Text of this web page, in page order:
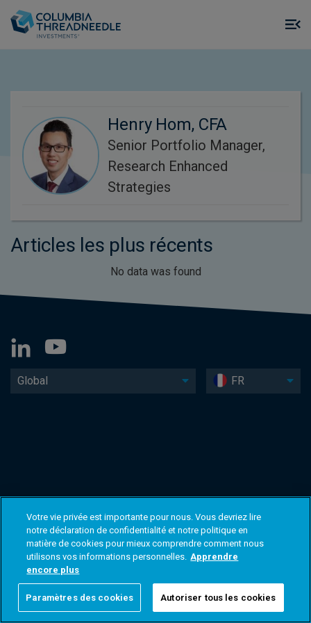
Henry Hom, CFA
Senior Portfolio Manager,
Research Enhanced
Strategies
Articles les plus récents
No data was found
Global FR
Votre vie privée est importante pour nous. Vous devriez lire
notre déclaration de confidentialité et notre politique en
matière de cookies pour mieux comprendre comment nous
utilisons vos informations personnelles. Apprendre
encore plus
Paramètres des cookies Autoriser tous les cookies